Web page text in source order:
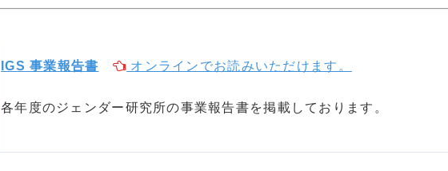
IGS 事業報告書 オンラインでお読みいただけます。
各年度のジェンダー研究所の事業報告書を掲載しております。